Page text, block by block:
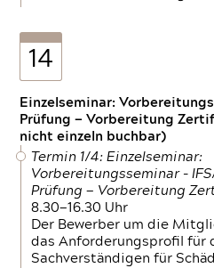
14
Einzelseminar:
Prüfung — Vorbereitung
nicht einzeln buchbar)
Termin 1/4: Einzelseminar:
Vorbereitungsseminar -
Prüfung — Vorbereitung
8.30—16.30 Uhr
Der Bewerber um die
das Anforderungsprofil für
Sachverständigen für